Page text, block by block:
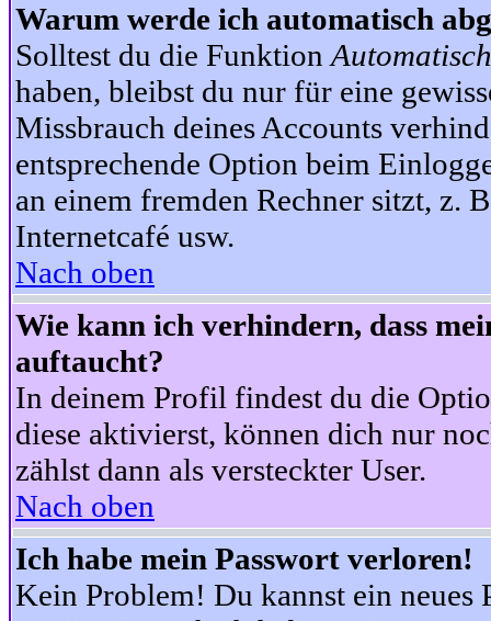
Warum werde ich automatisch
Solltest du die Funktion
haben, bleibst du nur für eine
Missbrauch deines Accounts
entsprechende Option beim
an einem fremden Rechner sitzt, z.
Internetcafé usw.
Nach oben
Wie kann ich verhindern, dass
auftaucht?
In deinem Profil findest du die
diese aktivierst, können dich nur
zählst dann als versteckter User.
Nach oben
Ich habe mein Passwort verloren!
Kein Problem! Du kannst ein neues